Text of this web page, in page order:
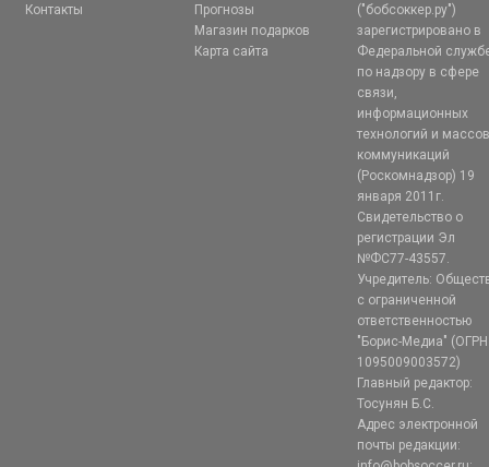
Контакты
Прогнозы
Магазин подарков
Карта сайта
("бобсоккер.ру")
зарегистрировано в
Федеральной
по надзору в сфере
связи,
информационных
технологий и
коммуникаций
(Роскомнадзор) 19
января 2011г.
Свидетельство о
регистрации Эл
№ФС77-43557.
Учредитель:
с ограниченной
ответственностью
"Борис-Медиа" (ОГРН
1095009003572)
Главный редактор:
Тосунян Б.С.
Адрес электронной
почты редакции: